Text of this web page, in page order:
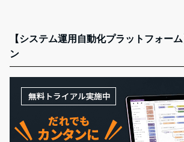
【システム運用自動化プラットフォー
ン